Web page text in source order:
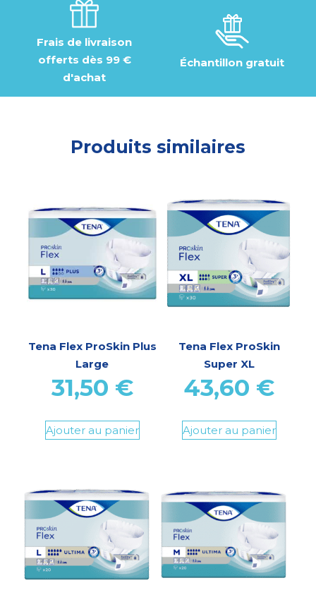
Frais de livraison
offerts dès 99 €
d'achat
Échantillon gratuit
Produits similaires
Tena Flex ProSkin Plus
Large
31,50 €
Ajouter au panier
Tena Flex ProSkin
Super XL
43,60 €
Ajouter au panier